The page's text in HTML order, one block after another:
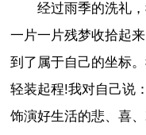
经过雨季的洗礼
一片一片残梦收拾起
到了属于自己的坐标
轻装起程!我对自己说
饰演好生活的悲、喜